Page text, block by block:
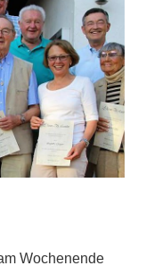
Wochenende